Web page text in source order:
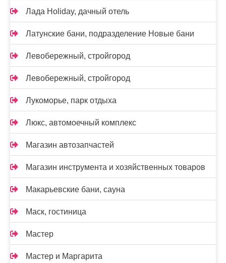
Лада Holidаy, дачный отель
Латунские бани, подразделение Новые бани
Левобережный, стройгород
Левобережный, стройгород
Лукоморье, парк отдыха
Люкс, автомоечный комплекс
Магазин автозапчастей
Магазин инструмента и хозяйственных товаров
Макарьевские бани, сауна
Маск, гостиница
Мастер
Мастер и Маргарита